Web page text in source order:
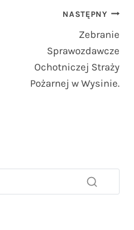
NASTĘPNY
Zebranie
Sprawozdawcze
Ochotniczej Straży
Pożarnej w Wysinie.